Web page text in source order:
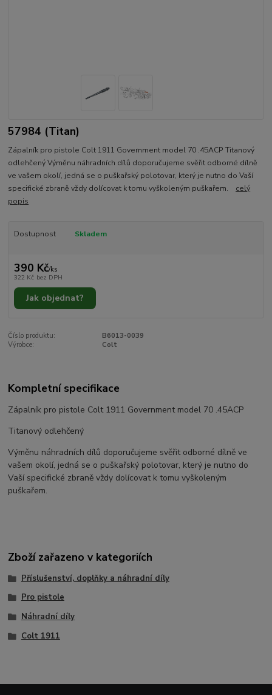
57984 (Titan)
Zápalník pro pistole Colt 1911 Government model 70 .45ACP Titanový
odlehčený Výměnu náhradních dílů doporučujeme svěřit odborné dílně
ve vašem okolí, jedná se o puškařský polotovar, který je nutno do Vaší
specifické zbraně vždy dolícovat k tomu vyškoleným puškařem. celý
popis
Dostupnost Skladem
390 Kč/ks
322 Kč bez DPH
Jak objednat?
Číslo produktu:
B6013-0039
Výrobce:
Colt
Kompletní specifikace
Zápalník pro pistole Colt 1911 Government model 70 .45ACP
Titanový odlehčený
Výměnu náhradních dílů doporučujeme svěřit odborné dílně ve
vašem okolí, jedná se o puškařský polotovar, který je nutno do
Vaší specifické zbraně vždy dolícovat k tomu vyškoleným
puškařem.
Zboží zařazeno v kategoriích
Příslušenství, doplňky a náhradní díly
Pro pistole
Náhradní díly
Colt 1911